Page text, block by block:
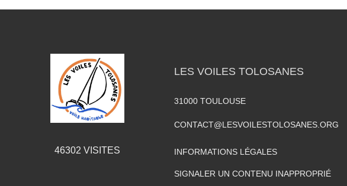
46302 VISITES
LES VOILES TOLOSANES
31000 TOULOUSE
CONTACT@LESVOILESTOLOSANES.ORG
INFORMATIONS LÉGALES
SIGNALER UN CONTENU INAPPROPRIÉ